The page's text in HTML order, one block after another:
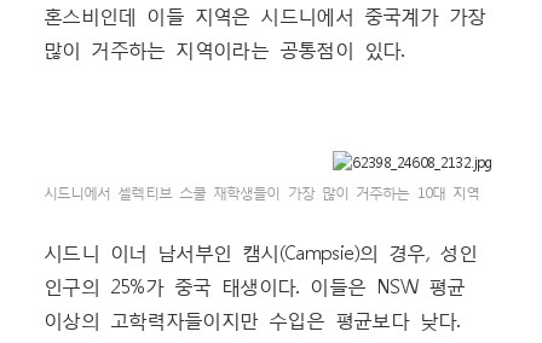
혼스비인데 이들 지역은 시드니에서 중국계가 가장
많이 거주하는 지역이라는 공통점이 있다.
시드니에서 셀렉티브 스쿨 재학생들이 가장 많이 거주하는 10대 지역
시드니 이너 남서부인 캠시(Campsie)의 경우, 성인
인구의 25%가 중국 태생이다. 이들은 NSW 평균
이상의 고학력자들이지만 수입은 평균보다 낮다.